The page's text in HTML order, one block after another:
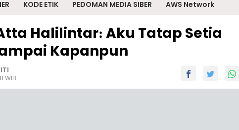
KODE ETIK PEDOMAN MEDIA SIBER AWS Network
Halilintar: Aku Tatap Setia
Kapanpun
WIB